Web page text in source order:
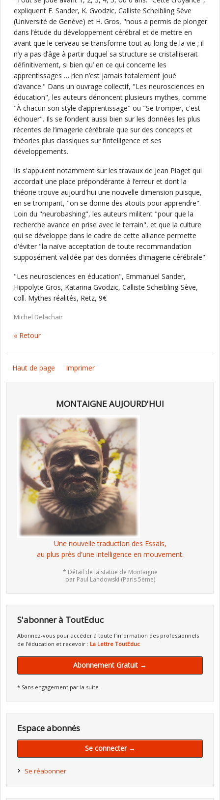
expliquent E. Sander, K. Gvodzic, Calliste Scheibling Sève
(Université de Genève) et H. Gros, "nous a permis de plonger
dans l’étude du développement cérébral et de mettre en
avant que le cerveau se transforme tout au long de la vie ; il
n’y a pas d’âge à partir duquel sa structure se cristalliserait
définitivement, si bien qu’ en ce qui concerne les
apprentissages … rien n’est jamais totalement joué
d’avance." Dans un ouvrage collectif, "Les neurosciences en
éducation", les auteurs dénoncent plusieurs mythes, comme
"À chacun son style d’apprentissage" ou "Se tromper, c'est
échouer". Ils se fondent aussi bien sur les données les plus
récentes de l’imagerie cérébrale que sur des concepts et
théories plus classiques sur l’intelligence et ses
développements.
Ils s'appuient notamment sur les travaux de Jean Piaget qui
accordait une place prépondérante à l’erreur et dont la
théorie trouve aujourd'hui une nouvelle dimension puisque,
en se trompant, "on se donne des atouts pour apprendre".
Loin du "neurobashing", les auteurs militent "pour que la
recherche avance en prise avec le terrain", et que la culture
qui se développe dans le cadre de cette alliance permette
d'éviter "la naïve acceptation de toute recommandation
supposément validée par des données d’imagerie cérébrale".
"Les neurosciences en éducation", Emmanuel Sander,
Hippolyte Gros, Katarina Gvodzic, Calliste Scheibling-Sève,
coll. Mythes réalités, Retz, 9€
Michel Delachair
« Retour
Haut de page Imprimer
MONTAIGNE AUJOURD'HUI
Une nouvelle traduction des Essais,
au plus près d'une intelligence en mouvement.
* Détail de la statue de Montaigne
par Paul Landowski (Paris 5ème)
S'abonner à ToutEduc
Abonnez-vous pour accéder à toute l'information des professionnels
de l'éducation et recevoir : La Lettre ToutEduc
Abonnement Gratuit →
* Sans engagement par la suite.
Espace abonnés
Se connecter →
Se réabonner